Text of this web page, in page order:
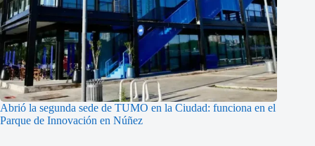
Abrió la segunda sede de TUMO en la Ciudad: funciona en el
Parque de Innovación en Núñez